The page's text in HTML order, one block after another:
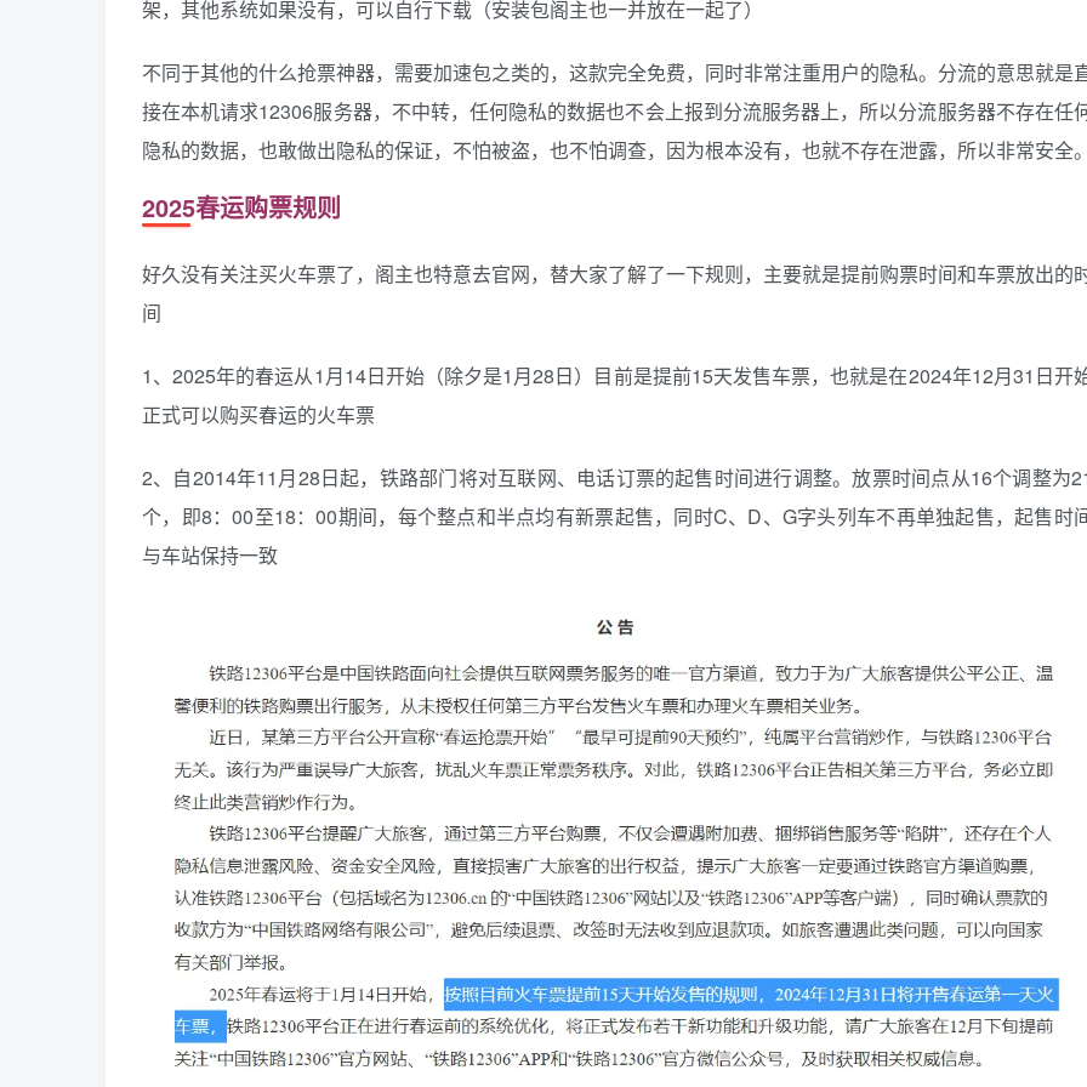
架，其他系统如果没有，可以自行下载（安装包阁主也一并放在一起了）
不同于其他的什么抢票神器，需要加速包之类的，这款完全免费，同时非常注重用户的隐私。分流的意思就是
接在本机请求12306服务器，不中转，任何隐私的数据也不会上报到分流服务器上，所以分流服务器不存在任
隐私的数据，也敢做出隐私的保证，不怕被盗，也不怕调查，因为根本没有，也就不存在泄露，所以非常安全。
2025春运购票规则
好久没有关注买火车票了，阁主也特意去官网，替大家了解了一下规则，主要就是提前购票时间和车票放出的
间
1、2025年的春运从1月14日开始（除夕是1月28日）目前是提前15天发售车票，也就是在2024年12月31日开
正式可以购买春运的火车票
2、自2014年11月28日起，铁路部门将对互联网、电话订票的起售时间进行调整。放票时间点从16个调整为
个，即8：00至18：00期间，每个整点和半点均有新票起售，同时C、D、G字头列车不再单独起售，起售时
与车站保持一致